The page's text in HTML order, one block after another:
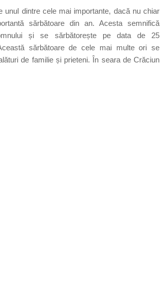
unul dintre cele mai importante, dacă nu chiar
sărbătoare din an. Acesta semnifică
și se sărbătorește pe data de 25
sărbătoare de cele mai multe ori se
de familie și prieteni. În seara de Crăciun